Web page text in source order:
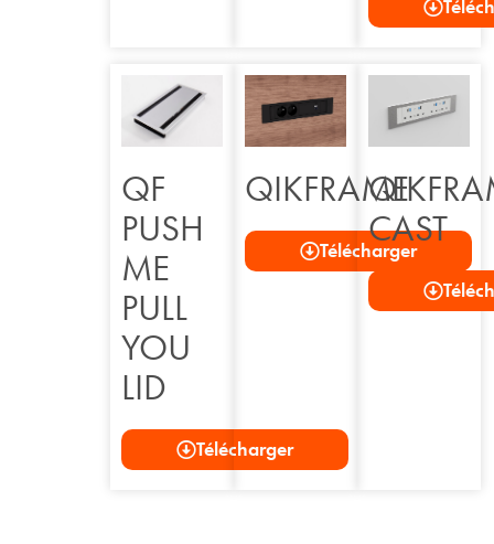
QF
PUSH
ME
PULL
YOU
LID
Télécharger
QIKFRAME
Télécharger
CAST